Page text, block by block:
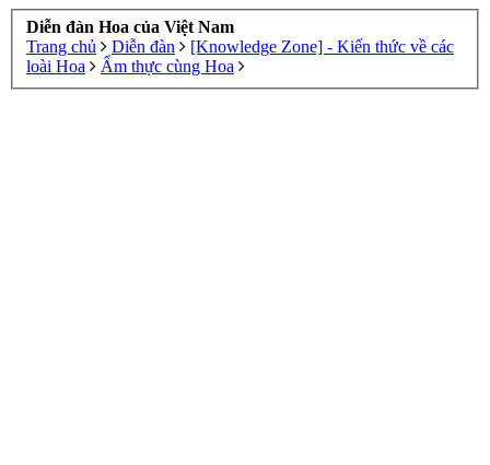
Diễn đàn Hoa của Việt Nam
Trang chủ
Diễn đàn
[Knowledge Zone] - Kiến thức về các
loài Hoa
Ẩm thực cùng Hoa